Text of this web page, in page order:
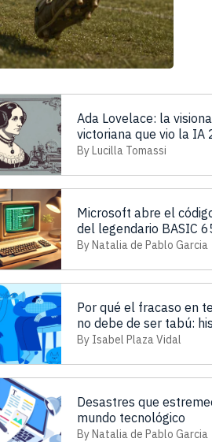
Ada Lovelace: la
victoriana que vio la IA
antes de ChatGPT
By Lucilla Tomassi
Microsoft abre el
del legendario BASIC
regalo para la
By Natalia de Pablo Garcia
Por qué el fracaso en
no debe de ser tabú:
que inspiran.
By Isabel Plaza Vidal
Desastres que
mundo tecnológico
By Natalia de Pablo Garcia